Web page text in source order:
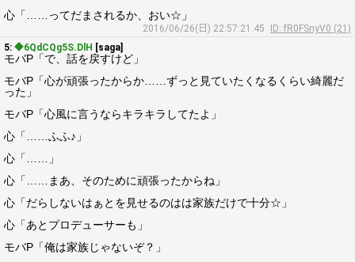
心「……ってだまされるか、おい☆」
2016/06/26(日) 22:57:21.45
ID: fR0FSnyV0 (21)
5: ◆6QdCQg5S.DlH [saga]
モバP「で、話を戻すけど」
モバP「心が頑張ったからか……ずっと見ていたくなるくらい綺麗だ
った」
モバP「心風に言うならキラキラしてたよ」
心「……ふふ♪」
心「……」
心「……まあ、そのために頑張ったからね」
心「だらしないはぁとを見せるのはは家族だけで十分☆」
心「あとプロデューサーも」
モバP「俺は家族じゃないぞ？」